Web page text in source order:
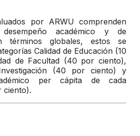
por ARWU comprenden
académico y de
términos globales, estos se
Calidad de Educación (10
de Facultad (40 por ciento),
(40 por ciento) y
per cápita de cada
ciento).